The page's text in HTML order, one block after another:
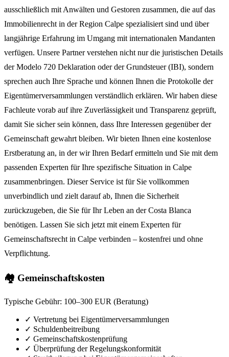
ausschließlich mit Anwälten und Gestoren zusammen, die auf das
Immobilienrecht in der Region Calpe spezialisiert sind und über
langjährige Erfahrung im Umgang mit internationalen Mandanten
verfügen. Unsere Partner verstehen nicht nur die juristischen Details
der Modelo 720 Deklaration oder der Grundsteuer (IBI), sondern
sprechen auch Ihre Sprache und können Ihnen die Protokolle der
Eigentümerversammlungen verständlich erklären. Wir haben diese
Fachleute vorab auf ihre Zuverlässigkeit und Transparenz geprüft,
damit Sie sicher sein können, dass Ihre Interessen gegenüber der
Gemeinschaft gewahrt bleiben. Wir bieten Ihnen eine kostenlose
Erstberatung an, in der wir Ihren Bedarf ermitteln und Sie mit dem
passenden Experten für Ihre spezifische Situation in Calpe
zusammenbringen. Dieser Service ist für Sie vollkommen
unverbindlich und zielt darauf ab, Ihnen die Sicherheit
zurückzugeben, die Sie für Ihr Leben an der Costa Blanca
benötigen. Lassen Sie sich jetzt mit einem Experten für
Gemeinschaftsrecht in Calpe verbinden – kostenfrei und ohne
Verpflichtung.
🏘️ Gemeinschaftskosten
Typische Gebühr: 100–300 EUR (Beratung)
✓ Vertretung bei Eigentümerversammlungen
✓ Schuldenbeitreibung
✓ Gemeinschaftskostenprüfung
✓ Überprüfung der Regelungskonformität